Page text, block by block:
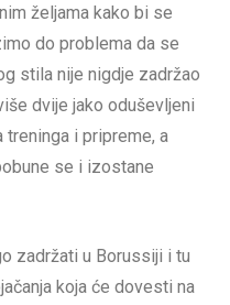
željama kako bi se
do problema da se
stila nije nigdje zadržao
dvije jako oduševljeni
i pripreme, a
se i izostane
zadržati u Borussiji i tu
koja će dovesti na